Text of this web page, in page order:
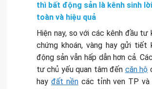
thì bất động sản là kênh sinh
toàn và hiệu quả
Hiện nay, so với các kênh đầu tư
chứng khoán, vàng hay gửi tiết
động sản vẫn hấp dẫn hơn cả.
tư chủ yếu quan tâm đến căn hộ
hay đất nềncác tỉnh ven TP và